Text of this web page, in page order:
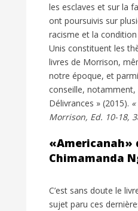
les esclaves et sur la
ont poursuivis sur
racisme et la
Unis constituent les
livres de Morrison,
notre époque, et
conseille, notamment,
Délivrances » (2015).
Morrison, Ed. 10-18,
«Americanah»
Chimamanda
C’est sans doute le
sujet paru ces